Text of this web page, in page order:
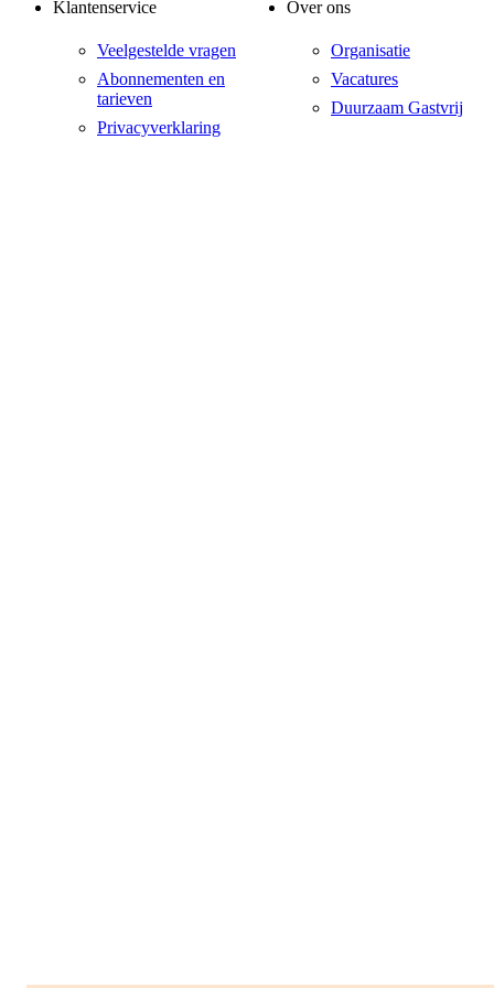
Klantenservice
Veelgestelde vragen
Abonnementen en
tarieven
Privacyverklaring
Over ons
Organisatie
Vacatures
Duurzaam Gastvrij